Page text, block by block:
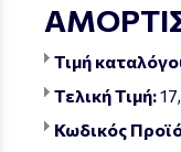
Τιμή
Τελική Τιμή:
Κωδικός